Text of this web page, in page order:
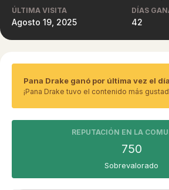
ÚLTIMA VISITA
Agosto 19, 2025
DÍAS
42
Pana Drake ganó por última vez el
¡Pana Drake tuvo el contenido más
REPUTACIÓN EN LA
750
Sobrevalorado